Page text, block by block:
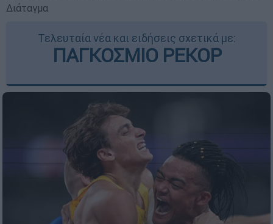
Διάταγμα
Τελευταία νέα και ειδήσεις σχετικά με:
ΠΑΓΚΟΣΜΙΟ ΡΕΚΟΡ